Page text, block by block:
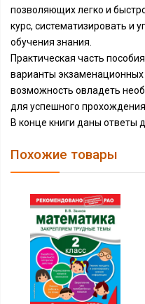
позволяющих легко и
курс, систематизировать и
обучения знания.
Практическая часть
варианты экзаменационных
возможность овладеть
для успешного прохождения
В конце книги даны ответы
Похожие товары